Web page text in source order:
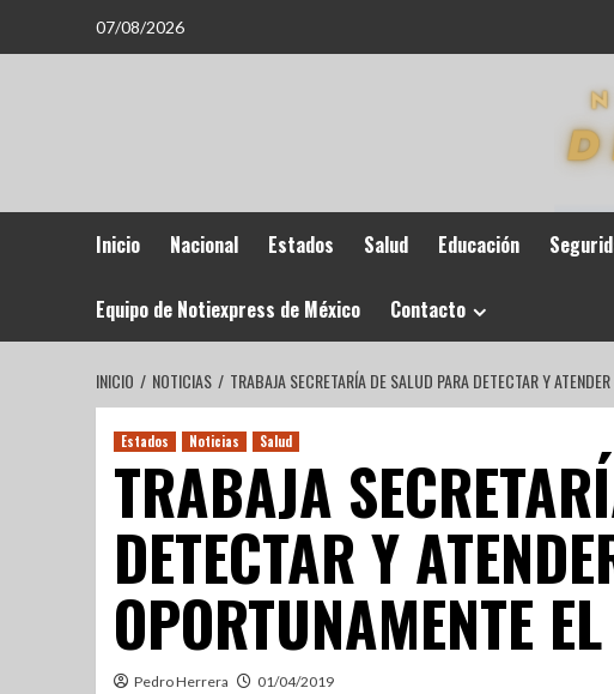
07/08/2026
Inicio Nacional Estados Salud Educación
Equipo de Notiexpress de México Contacto
INICIO NOTICIAS TRABAJA SECRETARÍA DE SALUD PARA DETECTAR Y
Estados Noticias Salud
TRABAJA
DETECTAR Y
OPORTUNAMENTE
Pedro Herrera 01/04/2019